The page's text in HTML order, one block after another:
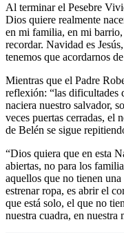
Al terminar el Pesebre
Dios quiere realmente
en mi familia, en mi
recordar. Navidad es
tenemos que acordarnos
Mientras que el Padre
reflexión: “las dificultades
naciera nuestro salvador,
veces puertas cerradas, el
de Belén se sigue
“Dios quiera que en esta
abiertas, no para los
aquellos que no tienen
estrenar ropa, es abrir el
que está solo, el que no
nuestra cuadra, en nuestra